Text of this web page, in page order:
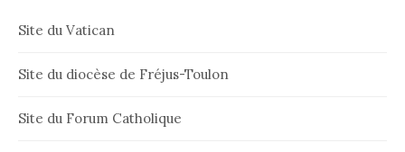
Site du Vatican
Site du diocèse de Fréjus-Toulon
Site du Forum Catholique